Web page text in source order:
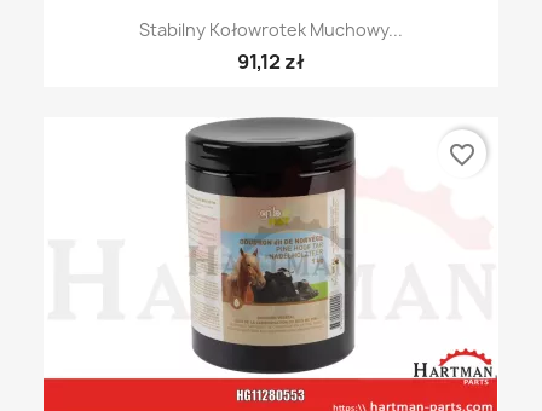
Stabilny Kołowrotek Muchowy...
91,12 zł
favorite_border